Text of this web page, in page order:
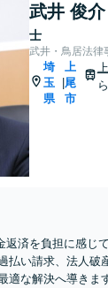
武井 俊介
士
武井・鳥居法律
埼
玉
県
上
尾
市
返済を負担に感じ
払い請求、法人破
適な解決へ導きま